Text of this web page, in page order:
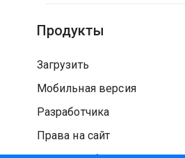
Продукты
Загрузить
Мобильная версия
Разработчика
Права на сайт